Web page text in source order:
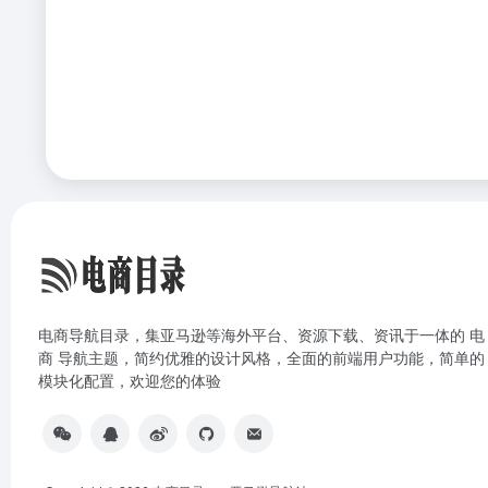
电商导航目录，集亚马逊等海外平台、资源下载、资讯于一体的 电
商 导航主题，简约优雅的设计风格，全面的前端用户功能，简单的
模块化配置，欢迎您的体验